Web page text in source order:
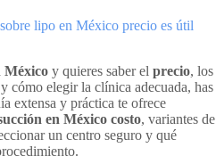
lipo en México precio es útil
México y quieres saber el precio, los
cómo elegir la clínica adecuada, has
extensa y práctica te ofrece
en México costo, variantes de
un centro seguro y qué